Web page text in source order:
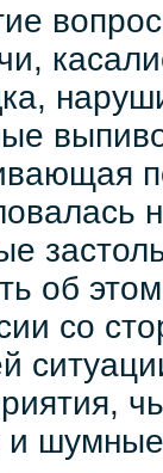
об
со
и